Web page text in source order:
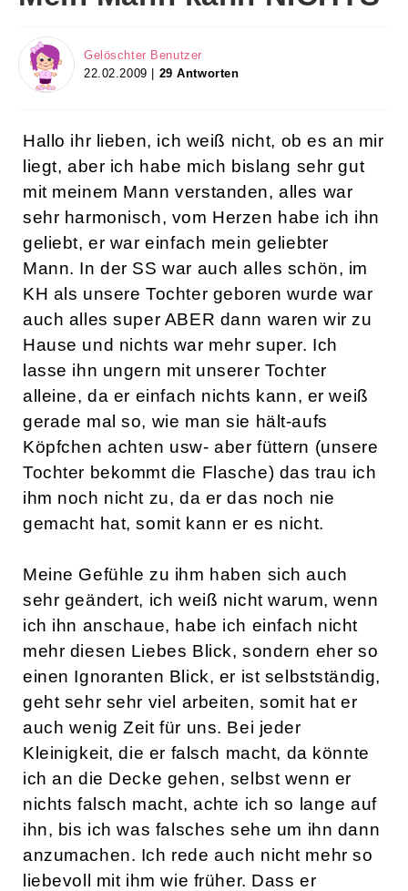
Gelöschter Benutzer
22.02.2009 | 29 Antworten
Hallo ihr lieben, ich weiß nicht, ob es an mir
liegt, aber ich habe mich bislang sehr gut
mit meinem Mann verstanden, alles war
sehr harmonisch, vom Herzen habe ich ihn
geliebt, er war einfach mein geliebter
Mann. In der SS war auch alles schön, im
KH als unsere Tochter geboren wurde war
auch alles super ABER dann waren wir zu
Hause und nichts war mehr super. Ich
lasse ihn ungern mit unserer Tochter
alleine, da er einfach nichts kann, er weiß
gerade mal so, wie man sie hält-aufs
Köpfchen achten usw- aber füttern (unsere
Tochter bekommt die Flasche) das trau ich
ihm noch nicht zu, da er das noch nie
gemacht hat, somit kann er es nicht.
Meine Gefühle zu ihm haben sich auch
sehr geändert, ich weiß nicht warum, wenn
ich ihn anschaue, habe ich einfach nicht
mehr diesen Liebes Blick, sondern eher so
einen Ignoranten Blick, er ist selbstständig,
geht sehr sehr viel arbeiten, somit hat er
auch wenig Zeit für uns. Bei jeder
Kleinigkeit, die er falsch macht, da könnte
ich an die Decke gehen, selbst wenn er
nichts falsch macht, achte ich so lange auf
ihn, bis ich was falsches sehe um ihn dann
anzumachen. Ich rede auch nicht mehr so
liebevoll mit ihm wie früher. Dass er